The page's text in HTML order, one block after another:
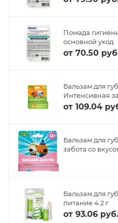
Помада
основной уход
от 70.50
Бальзам для
Интенсивная
от 109.04
Бальзам для
забота со
Бальзам для
питание 4.2 г
от 93.06 руб.